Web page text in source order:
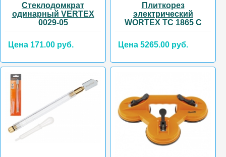
Стеклодомкрат
одинарный VERTEX
0029-05
Цена 171.00 руб.
Плиткорез
электрический
WORTEX TC 1865 C
Цена 5265.00 руб.